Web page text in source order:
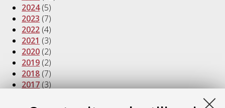
2024(5)
2023 (7)
2022 (4)
2021 (3)
2020 (2)
2019 (2)
2018 (7)
2017(3)